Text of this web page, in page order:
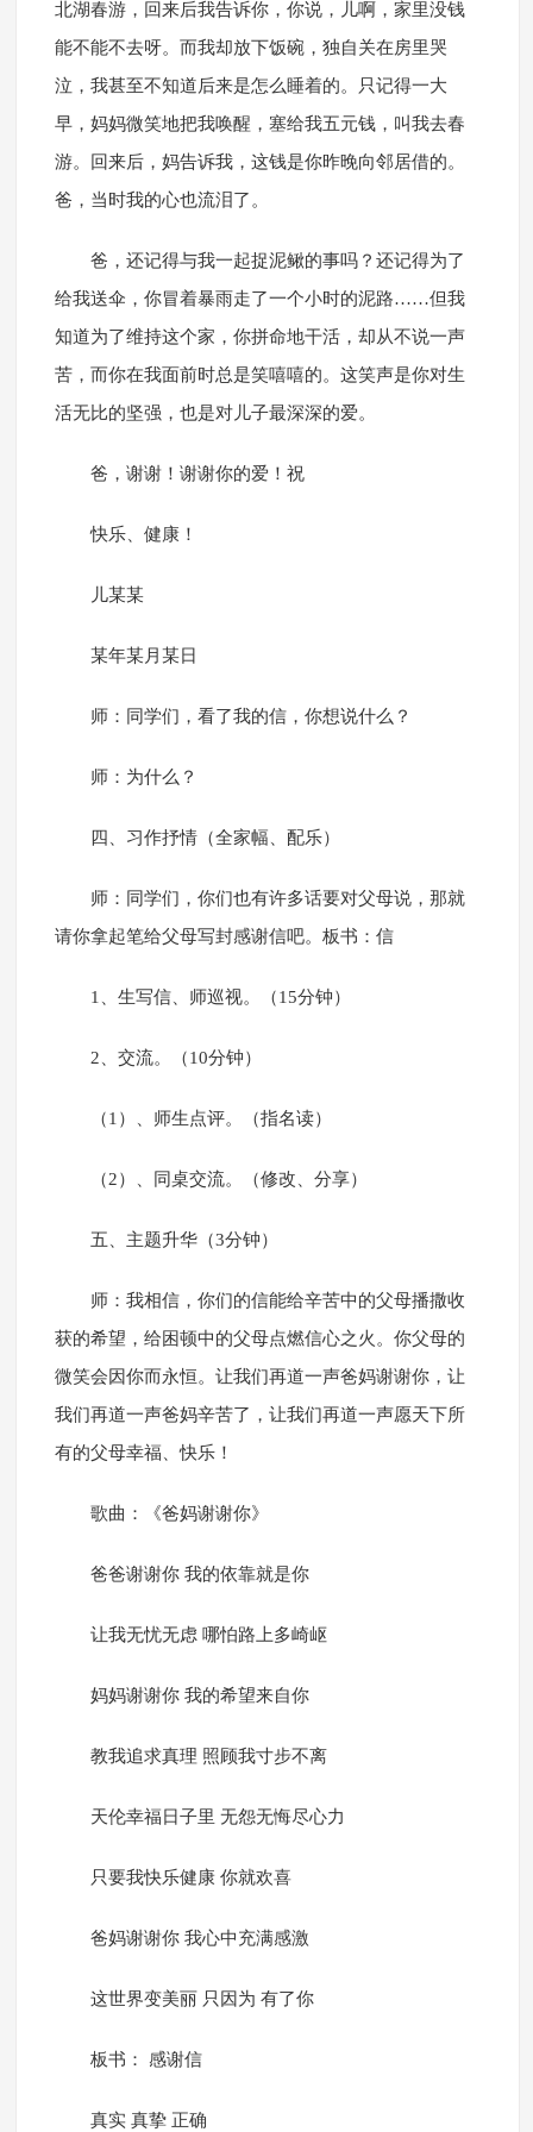
北湖春游，回来后我告诉你，你说，儿啊，家里没钱
能不能不去呀。而我却放下饭碗，独自关在房里哭
泣，我甚至不知道后来是怎么睡着的。只记得一大
早，妈妈微笑地把我唤醒，塞给我五元钱，叫我去春
游。回来后，妈告诉我，这钱是你昨晚向邻居借的。
爸，当时我的心也流泪了。
爸，还记得与我一起捉泥鳅的事吗？还记得为了
给我送伞，你冒着暴雨走了一个小时的泥路……但我
知道为了维持这个家，你拼命地干活，却从不说一声
苦，而你在我面前时总是笑嘻嘻的。这笑声是你对生
活无比的坚强，也是对儿子最深深的爱。
爸，谢谢！谢谢你的爱！祝
快乐、健康！
儿某某
某年某月某日
师：同学们，看了我的信，你想说什么？
师：为什么？
四、习作抒情（全家幅、配乐）
师：同学们，你们也有许多话要对父母说，那就
请你拿起笔给父母写封感谢信吧。板书：信
1、生写信、师巡视。（15分钟）
2、交流。（10分钟）
（1）、师生点评。（指名读）
（2）、同桌交流。（修改、分享）
五、主题升华（3分钟）
师：我相信，你们的信能给辛苦中的父母播撒收
获的希望，给困顿中的父母点燃信心之火。你父母的
微笑会因你而永恒。让我们再道一声爸妈谢谢你，让
我们再道一声爸妈辛苦了，让我们再道一声愿天下所
有的父母幸福、快乐！
歌曲：《爸妈谢谢你》
爸爸谢谢你 我的依靠就是你
让我无忧无虑 哪怕路上多崎岖
妈妈谢谢你 我的希望来自你
教我追求真理 照顾我寸步不离
天伦幸福日子里 无怨无悔尽心力
只要我快乐健康 你就欢喜
爸妈谢谢你 我心中充满感激
这世界变美丽 只因为 有了你
板书： 感谢信
真实 真挚 正确